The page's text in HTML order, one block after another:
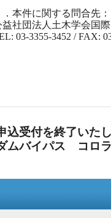
．本件に関する問合先：
益社団法人土木学会国
03-3355-3452 / FAX:
込受付を終了い
ムバイパス コロ